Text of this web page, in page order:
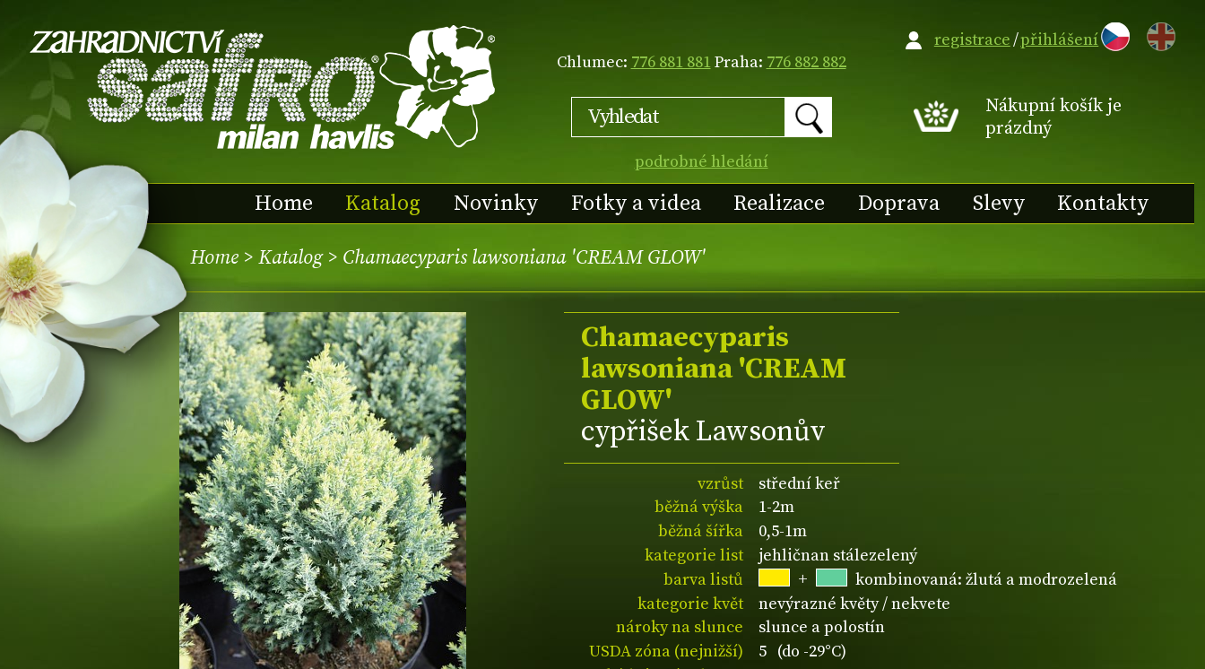
Chlumec: 776 881 881Praha: 776 882 882
podrobné hledání
EN
Nákupní košík je
prázdný
Home Katalog Novinky Fotky a videa Realizace Doprava Slevy Kontakty
registrace/přihlášení
Home > Katalog> Chamaecyparis lawsoniana 'CREAM GLOW'
Chamaecyparis
lawsoniana 'CREAM
GLOW'
cypřišek Lawsonův
vzrůst
střední keř
běžná výška
1-2m
běžná šířka
0,5-1m
kategorie list
jehličnan stálezelený
barva listů
+
kombinovaná: žlutá a modrozelená
kategorie květ
nevýrazné květy / nekvete
nároky na slunce
slunce a polostín
USDA zóna (nejnižší)
5 (do -29°C)